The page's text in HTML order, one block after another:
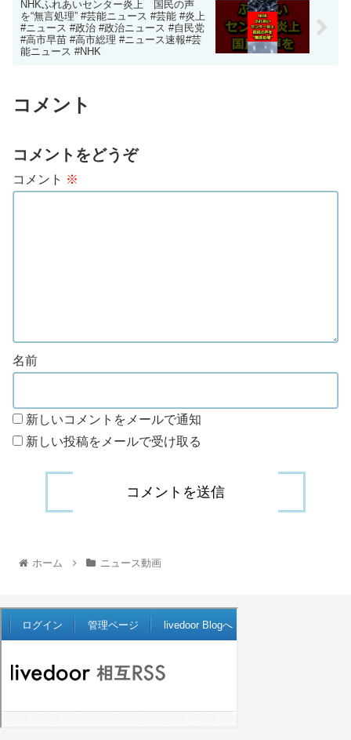
NHKふれあいセンター炎上 国民の声
を“無言処理” #芸能ニュース #芸能 #炎上
#ニュース #政治 #政治ニュース #自民党
#高市早苗 #高市総理 #ニュース速報#芸
能ニュース #NHK
コメント
コメントをどうぞ
コメント ※
名前
新しいコメントをメールで通知
新しい投稿をメールで受け取る
ホーム ニュース動画